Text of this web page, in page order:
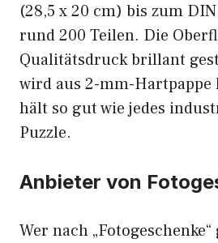
(28,5 x 20 cm) bis zum
rund 200 Teilen. Die
Qualitätsdruck brillant
wird aus 2-mm-
hält so gut wie jedes
Puzzle.
Anbieter von
Wer nach